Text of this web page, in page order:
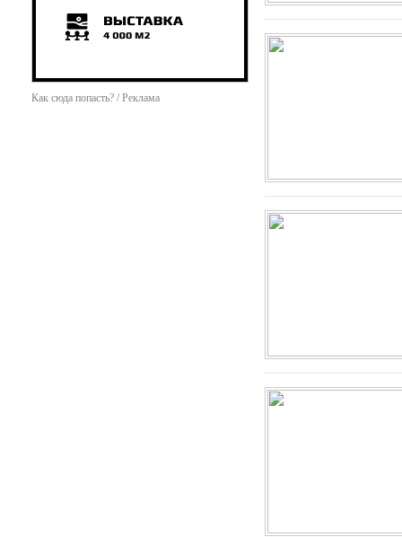
Как сюда попасть? / Реклама